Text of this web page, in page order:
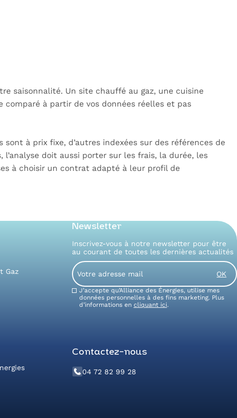
saisonnalité. Un site chauffé au gaz, une cuisine
à partir de vos données réelles et pas
à prix fixe, d’autres indexées sur des références de
doit aussi porter sur les frais, la durée, les
à choisir un contrat adapté à leur profil de
Gaz
Newsletter
Inscrivez-vous à notre newsletter pour être
au courant de toutes les dernières actualités
Consent
J’accepte qu’Alliance des Énergies, utilise mes
données personnelles à des fins marketing. Plus
d’informations en cliquant ici.
Email
Contactez-nous
04 72 82 99 28